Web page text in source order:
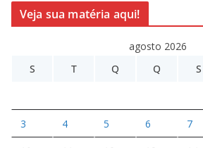
Veja sua matéria aqui!
agosto 2026
S
T Q Q S
3 4 5 6 7